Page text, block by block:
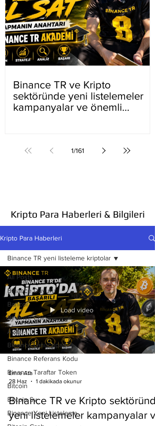
Binance TR ve Kripto
sektöründe yeni listelemeler
kampanyalar ve önemli
1/161
Kripto Para Haberleri & Bilgileri
Kripto Para Haberleri
All Posts
Binance Duyuru
Bancor
Binance Coin
Avax
Binance Lanuchpad
Binance Referans Kodu
Binance Taraftar Token
Bitcoin
Bitcoin Sv
Binance Yeni Listeleme
Binance TR yeni listeleme kriptolar
Load video
Emre Ata
28 Haz
1 dakikada okunur
Binance TR ve Kripto
yeni listelemeler kampanyalar